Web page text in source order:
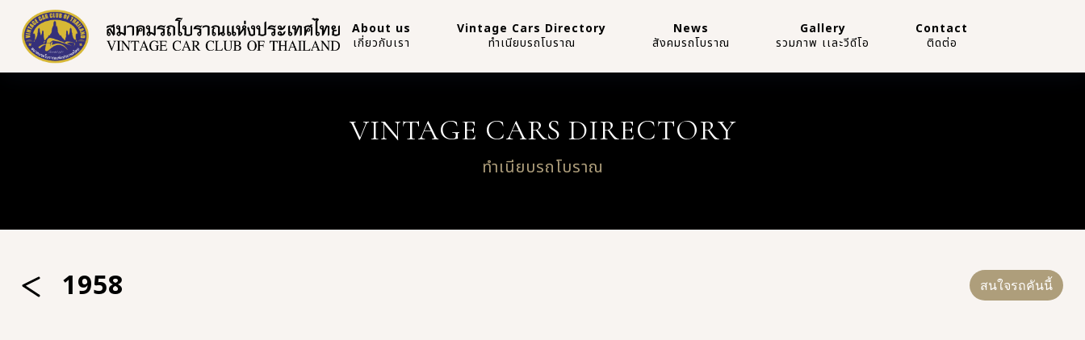
About us
เกี่ยวกับเรา
Vintage Cars Directory
ทำเนียบรถโบราณ
News
สังคมรถโบราณ
Gallery
รวมภาพ เเละวีดีโอ
Contact
ติดต่อ
VINTAGE CARS DIRECTORY
ทำเนียบรถโบราณ
1958 สนใจรถคันนี้